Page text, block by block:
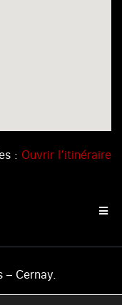
: Ouvrir l’itinéraire
Cernay.